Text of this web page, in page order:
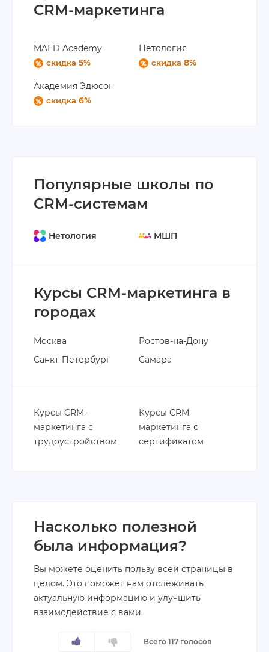
CRM-маркетинга
MAED Academy
скидка 5%
Академия Эдюсон
скидка 6%
Нетология
скидка 8%
Популярные школы по
CRM-системам
Нетология МШП
Курсы CRM-маркетинга в
городах
Москва
Санкт-Петербург
Ростов-на-Дону
Самара
Курсы CRM-
маркетинга с
трудоустройством
Курсы CRM-
маркетинга с
сертификатом
Насколько полезной
была информация?
Вы можете оценить пользу всей страницы в
целом. Это поможет нам отслеживать
актуальную информацию и улучшить
взаимодействие с вами.
Всего 117 голосов